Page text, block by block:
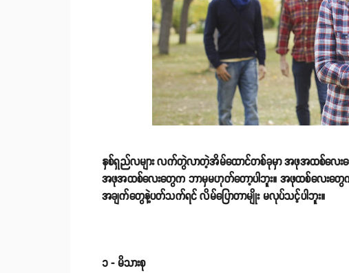
နှစ်ရှည်လများ လက်တွဲလာတဲ့အိမ်ထောင်တစ်ခုမှာ အဖုအထစ်လေး
အဖုအထစ်လေးတွေက ဘာမှမဟုတ်တော့ပါဘူး။ အဖုထစ်လေးတွေက
အချက်တွေနဲ့ပတ်သက်ရင် လိမ်ပြောတာမျိုး မလုပ်သင့်ပါဘူး။
၁ - မိသားစု